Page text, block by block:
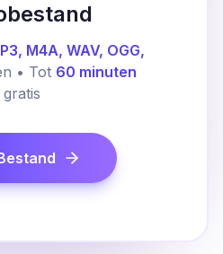
M4A, WAV, OGG,
• Tot 60 minuten
gratis